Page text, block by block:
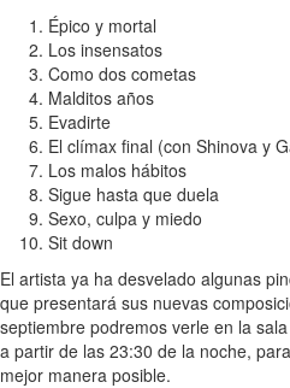
Épico y mortal
Los insensatos
Como dos cometas
Malditos años
Evadirte
El clímax final (con Shinova y
Los malos hábitos
Sigue hasta que duela
Sexo, culpa y miedo
Sit down
El artista ya ha desvelado algunas
que presentará sus nuevas
septiembre podremos verle en la
a partir de las 23:30 de la noche,
mejor manera posible.